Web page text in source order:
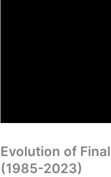
Evolution of
(1985-2023)